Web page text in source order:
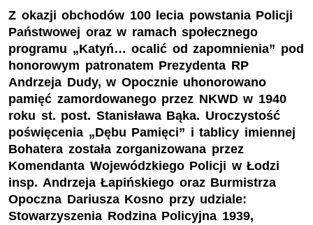
Z okazji obchodów 100 lecia powstania Policji
Państwowej oraz w ramach społecznego
programu „Katyń… ocalić od zapomnienia” pod
honorowym patronatem Prezydenta RP
Andrzeja Dudy, w Opocznie uhonorowano
pamięć zamordowanego przez NKWD w 1940
roku st. post. Stanisława Bąka. Uroczystość
poświęcenia „Dębu Pamięci” i tablicy imiennej
Bohatera została zorganizowana przez
Komendanta Wojewódzkiego Policji w Łodzi
insp. Andrzeja Łapińskiego oraz Burmistrza
Opoczna Dariusza Kosno przy udziale:
Stowarzyszenia Rodzina Policyjna 1939,